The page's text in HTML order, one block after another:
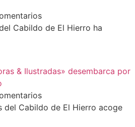
Cabildo de El Hierro ha
& Ilustradas» desembarca por
del Cabildo de El Hierro acoge